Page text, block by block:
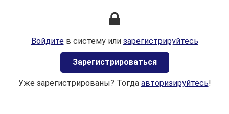
(далее — ЭЦП)
двумя
Войдитев систему или зарегистрируйтесь
Зaрегистрироваться
Уже зарегистрированы? Тогда авторизируйтесь!